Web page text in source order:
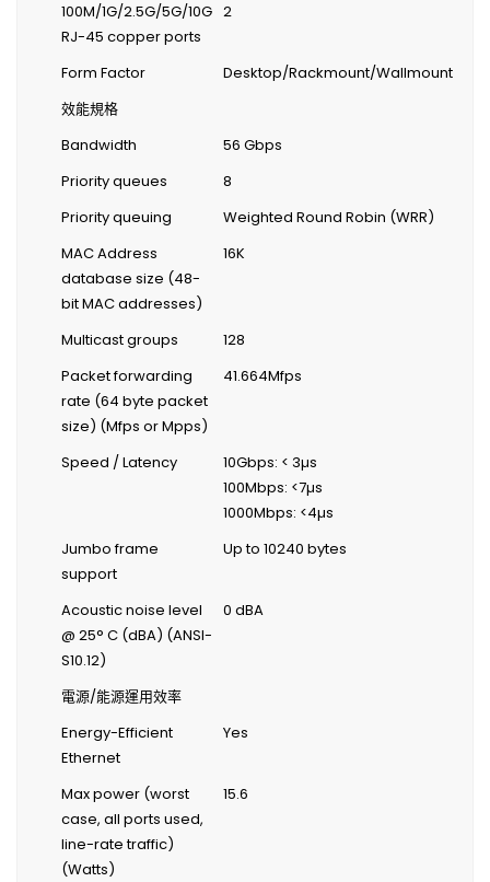
100M/1G/2.5G/5G/10G
RJ-45 copper ports
2
Form Factor
Desktop/Rackmount/Wallmount
效能規格
Bandwidth
56 Gbps
Priority queues
8
Priority queuing
Weighted Round Robin (WRR)
MAC Address
database size (48-
bit MAC addresses)
16K
Multicast groups
128
Packet forwarding
rate (64 byte packet
size) (Mfps or Mpps)
41.664Mfps
Speed / Latency
10Gbps: < 3µs
100Mbps: <7µs
1000Mbps: <4µs
Jumbo frame
support
Up to 10240 bytes
Acoustic noise level
@ 25° C (dBA) (ANSI-
S10.12)
0 dBA
電源/能源運用效率
Energy-Efficient
Ethernet
Yes
Max power (worst
case, all ports used,
line-rate traffic)
(Watts)
15.6